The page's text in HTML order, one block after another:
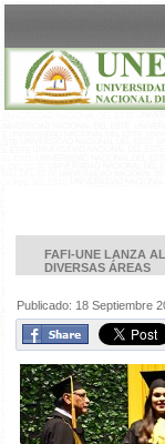
FAFI-UNE LANZA
DIVERSAS ÁREAS
Publicado: 18 Septiembre